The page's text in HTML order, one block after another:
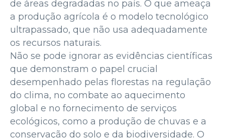
de áreas degradadas no país. O que ameaça
a produção agrícola é o modelo tecnológico
ultrapassado, que não usa adequadamente
os recursos naturais.
Não se pode ignorar as evidências científicas
que demonstram o papel crucial
desempenhado pelas florestas na regulação
do clima, no combate ao aquecimento
global e no fornecimento de serviços
ecológicos, como a produção de chuvas e a
conservação do solo e da biodiversidade. O